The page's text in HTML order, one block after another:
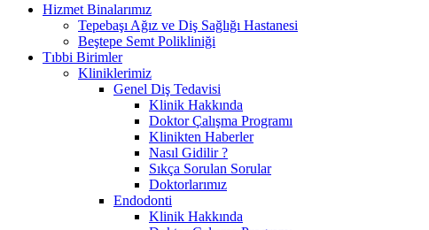
Hizmet Binalarımız
Tepebaşı Ağız ve Diş Sağlığı Hastanesi
Beştepe Semt Polikliniği
Tıbbi Birimler
Kliniklerimiz
Genel Diş Tedavisi
Klinik Hakkında
Doktor Çalışma Programı
Klinikten Haberler
Nasıl Gidilir ?
Sıkça Sorulan Sorular
Doktorlarımız
Endodonti
Klinik Hakkında